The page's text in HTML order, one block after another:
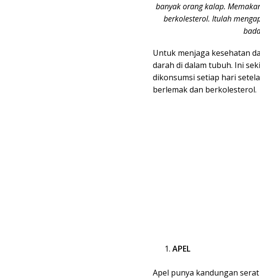
banyak orang kalap.
berkolesterol. Itulah
Untuk menjaga kesehatan
darah di dalam tubuh. Ini
dikonsumsi setiap hari
berlemak dan berkolesterol.
APEL
Apel punya kandungan